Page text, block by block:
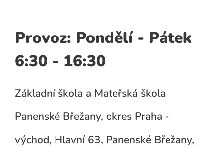
Provoz: Pondělí - Pátek
6:30 - 16:30
Základní škola a Mateřská škola
Panenské Břežany, okres Praha -
východ, Hlavní 63, Panenské Břežany,